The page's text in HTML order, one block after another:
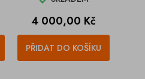
Cena
4 000,00 Kč
PŘIDAT DO KOŠÍKU